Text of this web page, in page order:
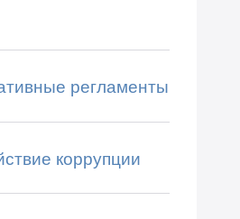
регламенты
коррупции